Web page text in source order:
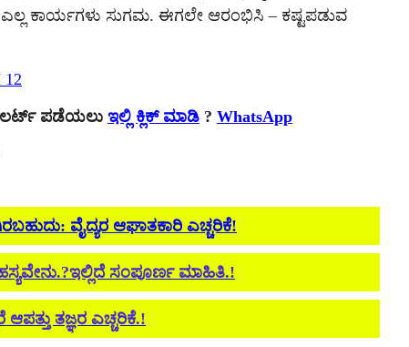
ಎಲ್ಲ ಕಾರ್ಯಗಳು ಸುಗಮ. ಈಗಲೇ ಆರಂಭಿಸಿ – ಕಷ್ಟಪಡುವ
ಪಡೆಯಲು ಇಲ್ಲಿ ಕ್ಲಿಕ್ ಮಾಡಿ ? WhatsApp
ವೈದ್ಯರ ಆಘಾತಕಾರಿ ಎಚ್ಚರಿಕೆ!
ಸಂಪೂರ್ಣ ಮಾಹಿತಿ.!
ತಜ್ಞರ ಎಚ್ಚರಿಕೆ.!